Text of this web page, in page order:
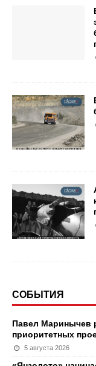
СОБЫТИЯ
Павел Маринычев
приоритетных
5 августа 2026